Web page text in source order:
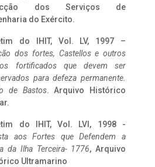
dos Serviços de
do Exército.
do IHIT, Vol. LV, 1997 –
dos fortes, Castellos e outros
fortificados que devem ser
para defeza permanente.
de Bastos. Arquivo Histórico
do IHIT, Vol. LVI, 1998 -
aos Fortes que Defendem a
da Ilha Terceira- 1776, Arquivo
Ultramarino